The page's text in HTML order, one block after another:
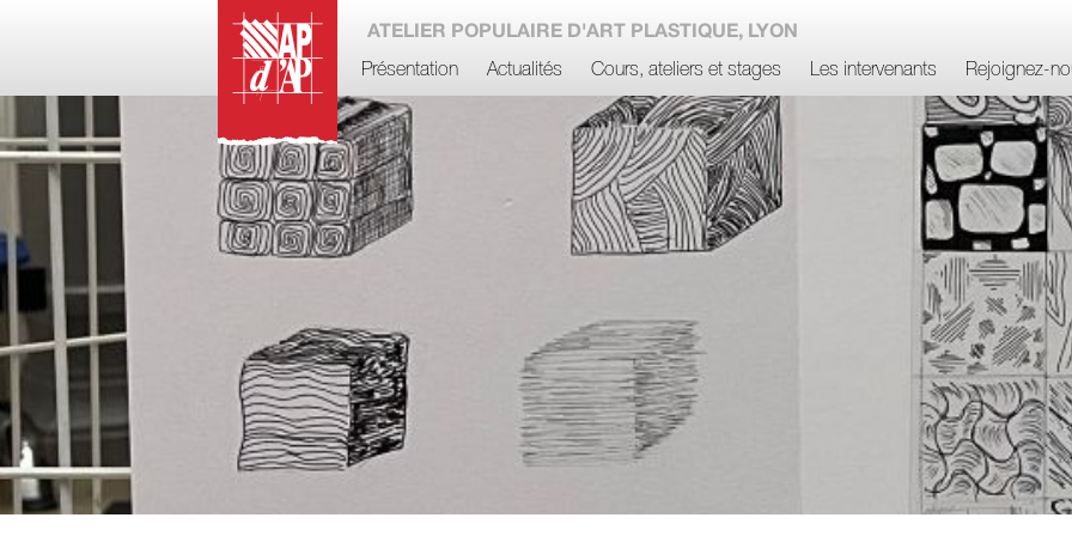
ATELIER POPULAIRE D'ART PLASTIQUE, LYON
Présentation Actualités Cours, ateliers et stages Les intervenants Rejoignez-